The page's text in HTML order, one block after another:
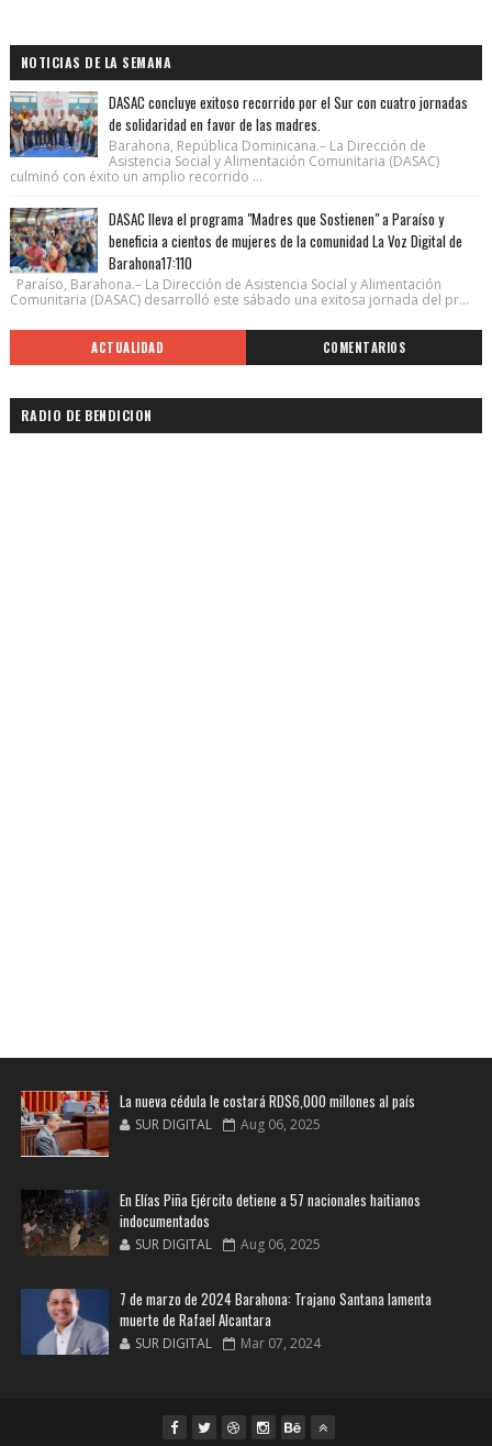
NOTICIAS DE LA SEMANA
DASAC concluye exitoso recorrido por el Sur con cuatro jornadas
de solidaridad en favor de las madres.
Barahona, República Dominicana.– La Dirección de
Asistencia Social y Alimentación Comunitaria (DASAC)
culminó con éxito un amplio recorrido ...
DASAC lleva el programa "Madres que Sostienen" a Paraíso y
beneficia a cientos de mujeres de la comunidad La Voz Digital de
Barahona17:110
Paraíso, Barahona.– La Dirección de Asistencia Social y Alimentación
Comunitaria (DASAC) desarrolló este sábado una exitosa jornada del pr...
ACTUALIDAD COMENTARIOS
RADIO DE BENDICION
La nueva cédula le costará RD$6,000 millones al país
SUR DIGITAL Aug 06, 2025
En Elías Piña Ejército detiene a 57 nacionales haitianos
indocumentados
SUR DIGITAL Aug 06, 2025
7 de marzo de 2024 Barahona: Trajano Santana lamenta
muerte de Rafael Alcantara
SUR DIGITAL Mar 07, 2024